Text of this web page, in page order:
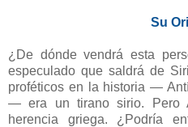
Su
¿De dónde vendrá esta
especulado que saldrá de
proféticos en la historia —
— era un tirano sirio. Pero
herencia griega. ¿Podría